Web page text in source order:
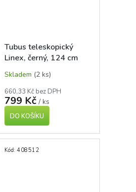
Tubus teleskopický
Linex, černý, 124 cm
Skladem (2 ks)
660,33 Kč bez DPH
799 Kč / ks
DO KOŠÍKU
Kód: 408512